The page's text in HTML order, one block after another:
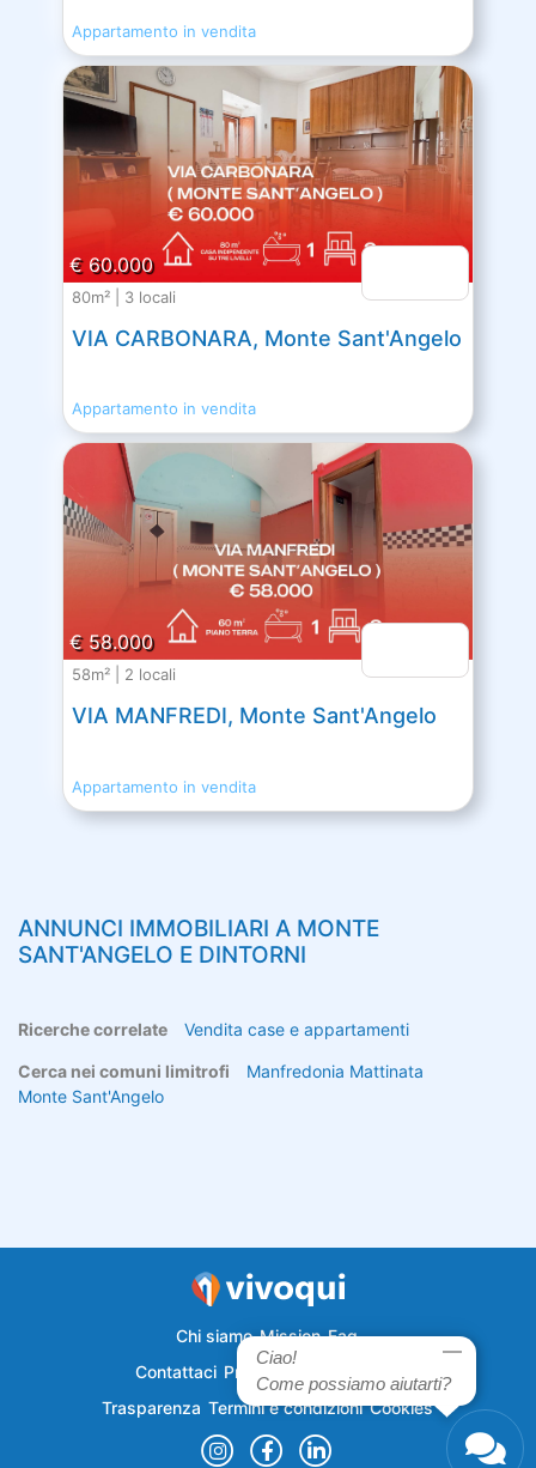
Appartamento in vendita
€ 60.000
80m² | 3 locali
VIA CARBONARA, Monte Sant'Angelo
Appartamento in vendita
€ 58.000
58m² | 2 locali
VIA MANFREDI, Monte Sant'Angelo
Appartamento in vendita
ANNUNCI IMMOBILIARI A MONTE
SANT'ANGELO E DINTORNI
Ricerche correlate Vendita case e appartamenti
Cerca nei comuni limitrofi Manfredonia Mattinata
Monte Sant'Angelo
Chi siamo Mission Faq
Contattaci Privacy
Trasparenza Termini e condizioni Cookies
Ciao!
Come possiamo aiutarti?